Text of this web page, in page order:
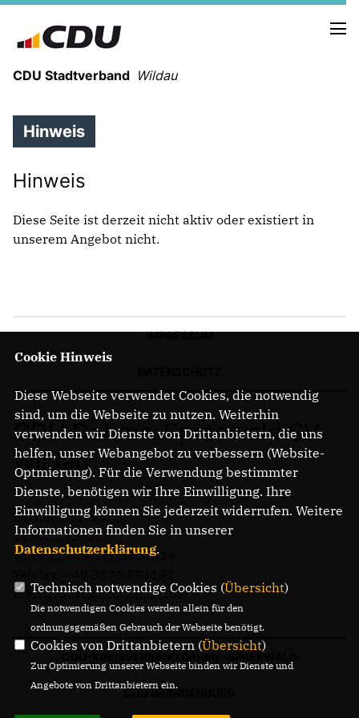
CDU Stadtverband Wildau
EUROPA:
EUROPAWAHLPROGRAMM VON CDU UND
Mitmachen
LINKS
Hinweis
Hinweis
Diese Seite ist derzeit nicht aktiv oder existiert in
unserem Angebot nicht.
IMPRESSUM
CDU Dahme-Spreewald SV
Wildau
Berliner Strasse 8
15907 Lübben
Telefon: +49 177 2604514
E-Mail: post@cdu-wildau.de
CDU BRANDENBURG
Cookie Hinweis
Diese Webseite verwendet Cookies, die notwendig
sind, um die Webseite zu nutzen. Weiterhin
verwenden wir Dienste von Drittanbietern, die uns
helfen, unser Webangebot zu verbessern (Website-
Optmierung). Für die Verwendung bestimmter
Dienste, benötigen wir Ihre Einwilligung. Ihre
Einwilligung können Sie jederzeit widerrufen. Weitere
Informationen finden Sie in unserer
Datenschutzerklärung.
Technisch notwendige Cookies (Übersicht)
Die notwendigen Cookies werden allein für den
ordnungsgemäßen Gebrauch der Webseite benötigt.
Cookies von Drittanbietern (Übersicht)
Zur Optimierung unserer Webseite binden wir Dienste und
Angebote von Drittanbietern ein.